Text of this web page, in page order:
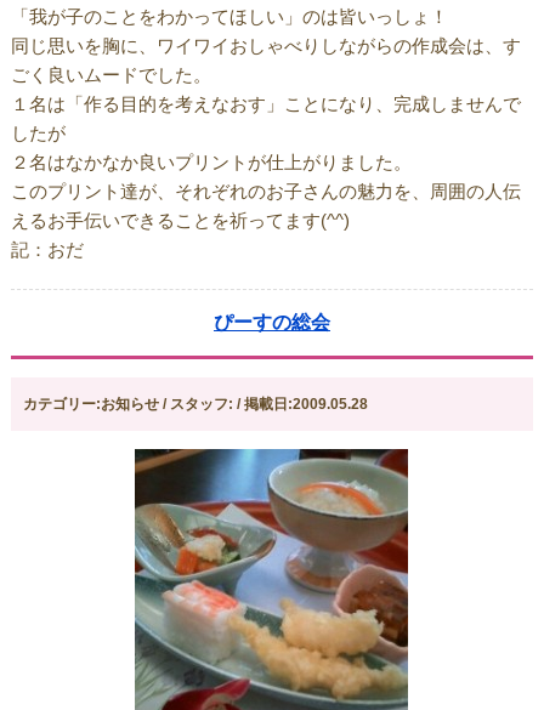
「我が子のことをわかってほしい」のは皆いっしょ！
同じ思いを胸に、ワイワイおしゃべりしながらの作成会は、す
ごく良いムードでした。
１名は「作る目的を考えなおす」ことになり、完成しませんで
したが
２名はなかなか良いプリントが仕上がりました。
このプリント達が、それぞれのお子さんの魅力を、周囲の人伝
えるお手伝いできることを祈ってます(^^)
記：おだ
ぴーすの総会
カテゴリー:お知らせ / スタッフ: / 掲載日:2009.05.28